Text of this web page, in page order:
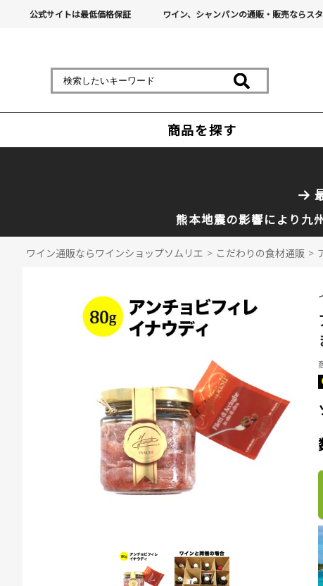
公式サイトは最低価格保証 ワイン、シャンパンの通販・販売ならス
商品を探す
熊本地震の影響により九
ワイン通販ならワインショップソムリエ > こだわりの食材通販 >